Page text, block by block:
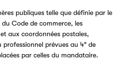
publiques telle que définie par le
Code de commerce, les
aux coordonnées postales,
prévues au 4° de
par celles du mandataire.